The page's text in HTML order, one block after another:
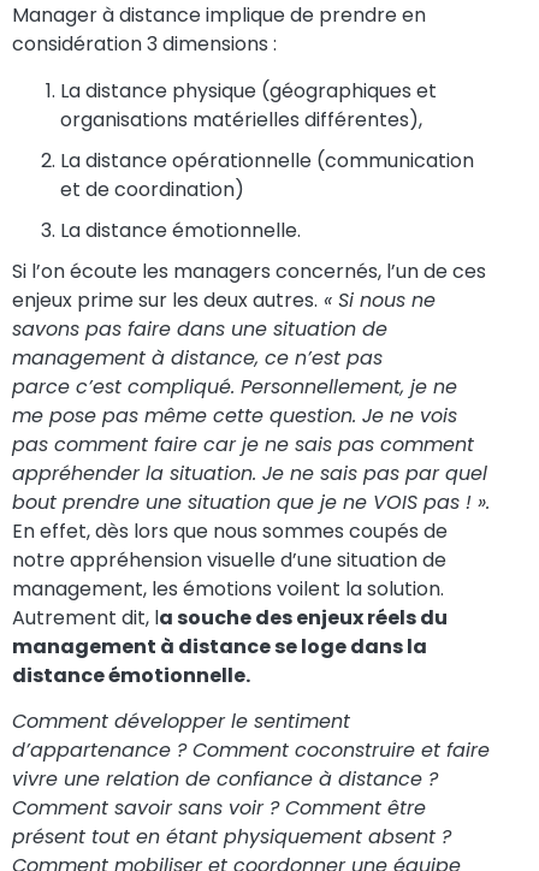
Manager à distance implique de prendre en
considération 3 dimensions :
La distance physique (géographiques et
organisations matérielles différentes),
La distance opérationnelle (communication
et de coordination)
La distance émotionnelle.
Si l’on écoute les managers concernés, l’un de ces
enjeux prime sur les deux autres. « Si nous ne
savons pas faire dans une situation de
management à distance, ce n’est pas
parce c’est compliqué. Personnellement, je ne
me pose pas même cette question. Je ne vois
pas comment faire car je ne sais pas comment
appréhender la situation. Je ne sais pas par quel
bout prendre une situation que je ne VOIS pas ! ».
En effet, dès lors que nous sommes coupés de
notre appréhension visuelle d’une situation de
management, les émotions voilent la solution.
Autrement dit, la souche des enjeux réels du
management à distance se loge dans la
distance émotionnelle.
Comment développer le sentiment
d’appartenance ? Comment coconstruire et faire
vivre une relation de confiance à distance ?
Comment savoir sans voir ? Comment être
présent tout en étant physiquement absent ?